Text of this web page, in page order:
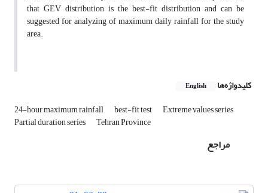
that GEV distribution is the best-fit distribution and can be
suggested for analyzing of maximum daily rainfall for the study
area.
کلیدواژه‌ها English
24-hour maximum rainfall best-fit test Extreme values series
Partial duration series Tehran Province
مراجع